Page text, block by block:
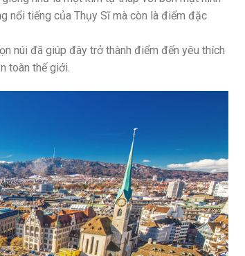
nổi tiếng của Thụy Sĩ mà còn là điểm đặc
núi đã giúp đây trở thành điểm đến yêu thích
toàn thế giới.